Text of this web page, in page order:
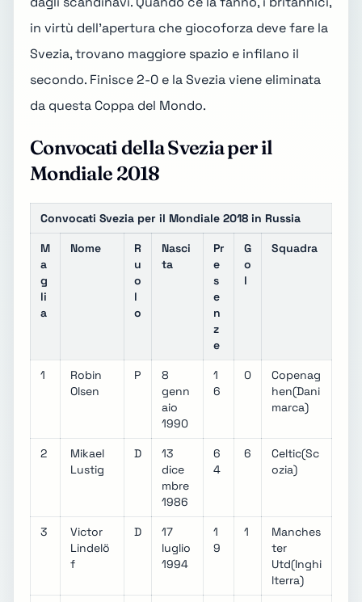
in virtù dell'apertura che giocoforza deve fare la
Svezia, trovano maggiore spazio e infilano il
secondo. Finisce 2-0 e la Svezia viene eliminata
da questa Coppa del Mondo.
Convocati della Svezia per il
Mondiale 2018
Convocati Svezia per il Mondiale 2018 in Russia
M
a
g
li
a
Nome
R
u
o
l
o
Nasci
ta
Pr
e
s
e
n
z
e
G
o
l
Squadra
1
Robin
Olsen
P
8
genn
aio
1990
1
6
0
Copenag
hen(Dani
marca)
2
Mikael
Lustig
D
13
dice
mbre
1986
6
4
6
Celtic(Sc
ozia)
3
Victor
Lindelö
f
D
17
luglio
1994
1
9
1
Manches
ter
Utd(Inghi
lterra)